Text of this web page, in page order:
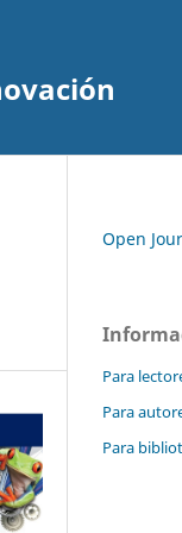
Open
Para
Para
Para